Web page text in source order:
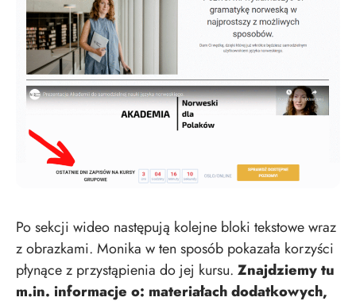
Po sekcji wideo następują kolejne bloki tekstowe wraz
z obrazkami. Monika w ten sposób pokazała korzyści
płynące z przystąpienia do jej kursu. Znajdziemy tu
m.in. informacje o: materiałach dodatkowych,